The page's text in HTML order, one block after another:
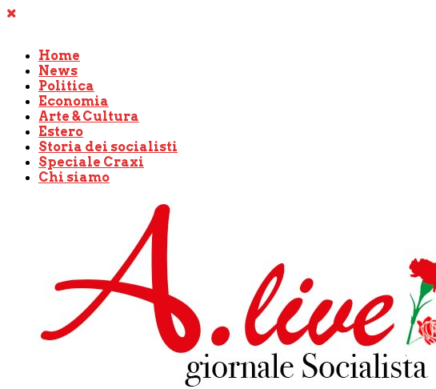
Home
News
Politica
Economia
Arte & Cultura
Estero
Storia dei socialisti
Speciale Craxi
Chi siamo